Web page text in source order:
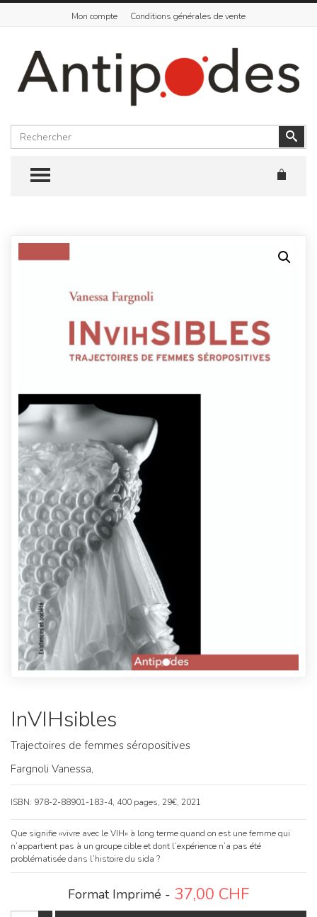
Mon compte Conditions générales de vente
Rechercher
TOGGLE MENU
InVIHsibles
Trajectoires de femmes séropositives
Fargnoli Vanessa,
ISBN: 978-2-88901-183-4, 400 pages, 29€, 2021
Que signifie «vivre avec le VIH» à long terme quand on est une femme qui
n’appartient pas à un groupe cible et dont l’expérience n’a pas été
problématisée dans l’histoire du sida ?
Format Imprimé - 37,00 CHF